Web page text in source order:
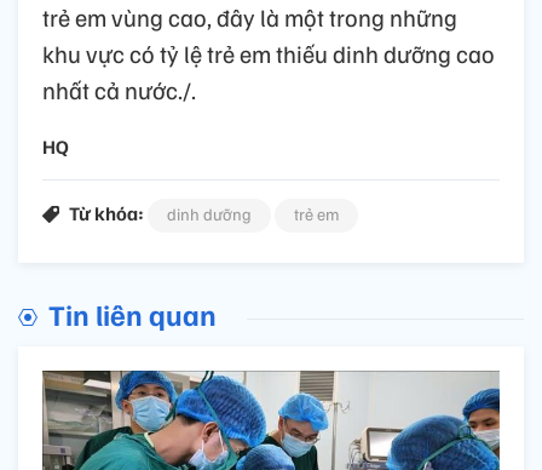
trẻ em vùng cao, đây là một trong những
khu vực có tỷ lệ trẻ em thiếu dinh dưỡng cao
nhất cả nước./.
HQ
Từ khóa: dinh dưỡng trẻ em
Tin liên quan